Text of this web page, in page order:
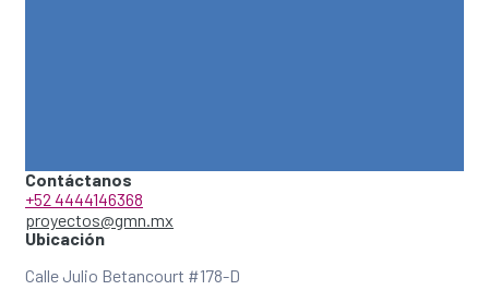
Contáctanos
+52 4444146368
proyectos@gmn.mx
Ubicación
Calle Julio Betancourt #178-D